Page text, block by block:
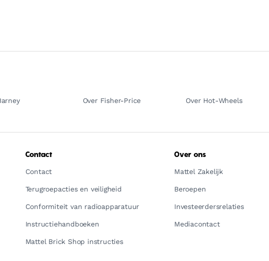
Over Fisher-Price Over Hot-Wheels
Contact
Contact
Terugroepacties en veiligheid
Conformiteit van radioapparatuur
Instructiehandboeken
Mattel Brick Shop instructies
Over ons
Mattel Zakelijk
Beroepen
Investeerdersrelaties
Mediacontact